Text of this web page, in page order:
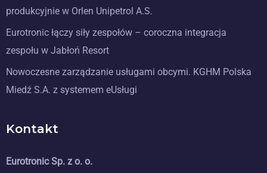
produkcyjnie w Orlen Unipetrol A.S.
Eurotronic łączy siły zespołów – coroczna integracja
zespołu w Jabłoń Resort
Nowoczesne zarządzanie usługami obcymi. KGHM Polska
Miedź S.A. z systemem eUsługi
Kontakt
Eurotronic Sp. z o. o.